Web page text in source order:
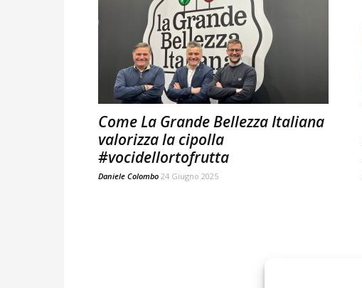
Come La Grande Bellezza Italiana
valorizza la cipolla
#vocidellortofrutta
Daniele Colombo 24 Giugno 2025